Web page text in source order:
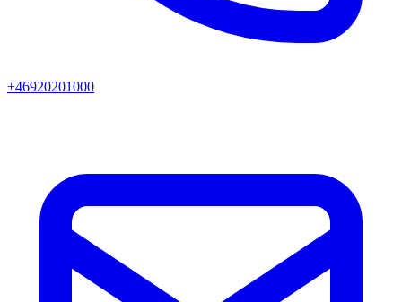
+46920201000